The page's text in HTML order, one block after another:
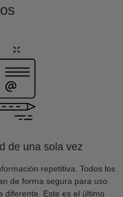
de una sola vez
repetitiva. Todos los
de forma segura para uso
diferente. Este es el último